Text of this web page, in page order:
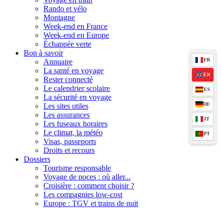
Rando et vélo
Montagne
Week-end en France
Week-end en Europe
Échappée verte
Bon à savoir
Annuaire
La santé en voyage
Rester connecté
Le calendrier scolaire
La sécurité en voyage
Les sites utiles
Les assurances
Les fuseaux horaires
Le climat, la météo
Visas, passeports
Droits et recours
Dossiers
Tourisme responsable
Voyage de noces : où aller...
Croisière : comment choisir ?
Les compagnies low-cost
Europe : TGV et trains de nuit
FR
EN
ES
DE
IT
PT